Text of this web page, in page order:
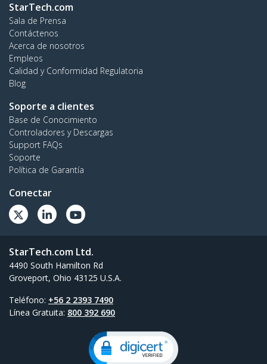
StarTech.com
Sala de Prensa
Contáctenos
Acerca de nosotros
Empleos
Calidad y Conformidad Regulatoria
Blog
Soporte a clientes
Base de Conocimiento
Controladores y Descargas
Support FAQs
Soporte
Política de Garantía
Conectar
StarTech.com Ltd.
4490 South Hamilton Rd
Groveport, Ohio 43125 U.S.A.
Teléfono: +56 2 2393 7490
Línea Gratuita: 800 392 690